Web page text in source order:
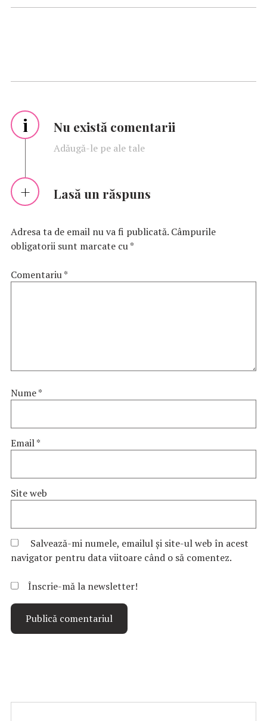
i Nu există comentarii
Adăugă-le pe ale tale
Lasă un răspuns
Adresa ta de email nu va fi publicată. Câmpurile
obligatorii sunt marcate cu*
Comentariu*
Nume*
Email*
Site web
Salvează-mi numele, emailul și site-ul web în acest
navigator pentru data viitoare când o să comentez.
Înscrie-mă la newsletter!